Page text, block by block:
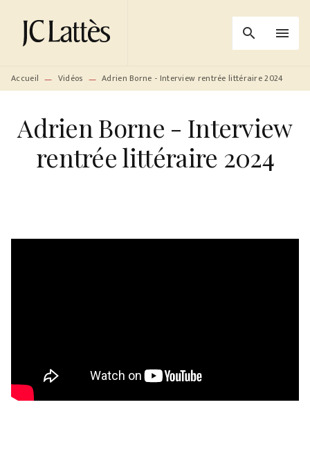
MENU RECHERCHE
PIED DE PAGE
search menu
Accueil — Vidéos — Adrien Borne - Interview rentrée littéraire 2024
Adrien Borne - Interview
rentrée littéraire 2024